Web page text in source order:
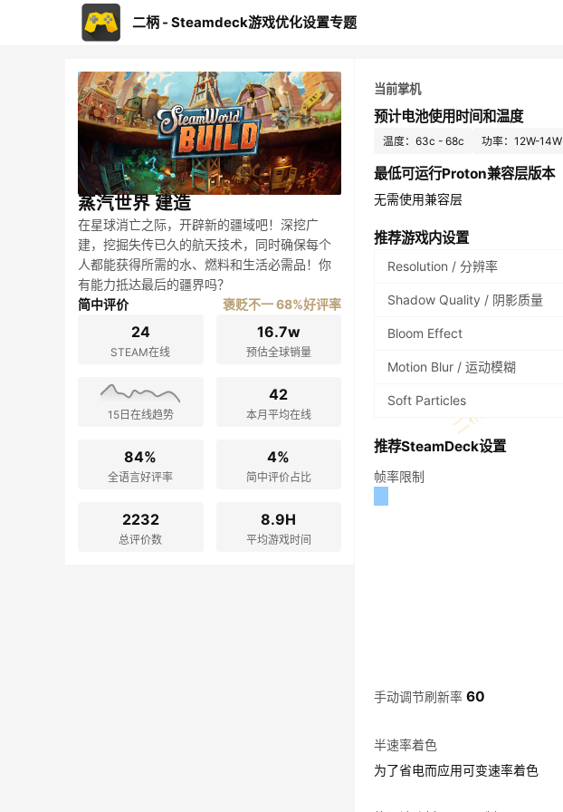
二柄 - Steamdeck游戏优化设置专题
蒸汽世界 建造
在星球消亡之际，开辟新的疆域吧！深挖广
建，挖掘失传已久的航天技术，同时确保每个
人都能获得所需的水、燃料和生活必需品！你
有能力抵达最后的疆界吗？
简中评价
褒贬不一 68%好评率
24
STEAM在线
16.7w
预估全球销量
15日在线趋势
42
本月平均在线
84%
全语言好评率
4%
简中评价占比
2232
总评价数
8.9H
平均游戏时间
当前掌机
预计电池使用时间和温度
温度：63c - 68c 功率：12W-14W
最低可运行Proton兼容层版本
无需使用兼容层
推荐游戏内设置
Resolution / 分辨率
Shadow Quality / 阴影质量
Bloom Effect
Motion Blur / 运动模糊
Soft Particles
推荐SteamDeck设置
帧率限制
手动调节刷新率 60
半速率着色
为了省电而应用可变速率着色